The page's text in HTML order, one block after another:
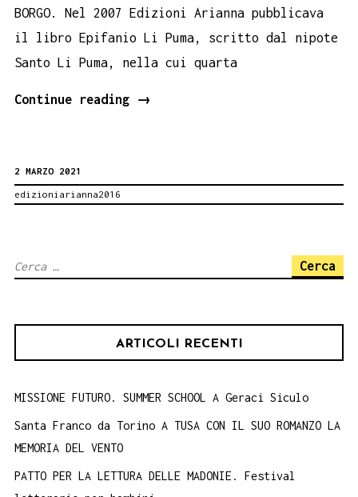
BORGO. Nel 2007 Edizioni Arianna pubblicava
il libro Epifanio Li Puma, scritto dal nipote
Santo Li Puma, nella cui quarta
Continue reading
Epifanio
1948.
→
2 MARZO 2021
edizioniarianna2016
Ricerca
ARTICOLI RECENTI
MISSIONE FUTURO. SUMMER SCHOOL A Geraci Siculo
Santa Franco da Torino A TUSA CON IL SUO ROMANZO LA
MEMORIA DEL VENTO
PATTO PER LA LETTURA DELLE MADONIE. Festival